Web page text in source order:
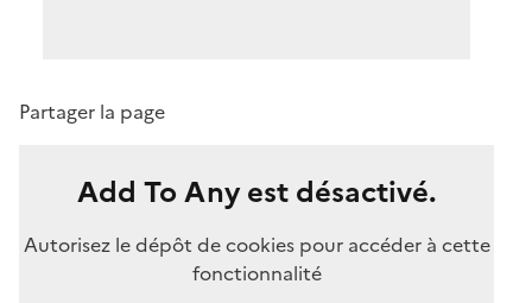
Partager la page
Add To Any est désactivé.
Autorisez le dépôt de cookies pour accéder à cette
fonctionnalité